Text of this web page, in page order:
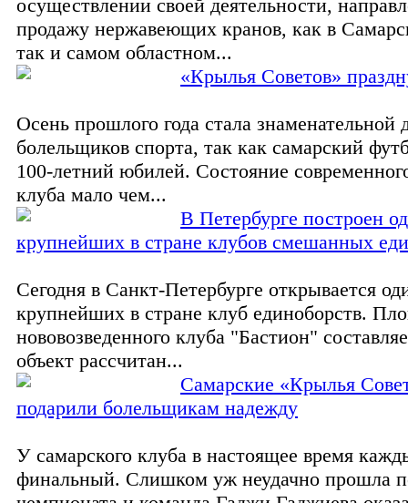
осуществлении своей деятельности,
продажу нержавеющих кранов, как в
так и самом областном...
«Крылья Советов»
Осень прошлого года стала знаменательной
болельщиков спорта, так как самарский
100-летний юбилей. Состояние
клуба мало чем...
В Петербурге построен
крупнейших в стране клубов смешанных
Сегодня в Санкт-Петербурге открывается
крупнейших в стране клуб единоборств.
нововозведенного клуба "Бастион"
объект рассчитан...
Самарские «Крылья
подарили болельщикам надежду
У самарского клуба в настоящее время
финальный. Слишком уж неудачно прошла